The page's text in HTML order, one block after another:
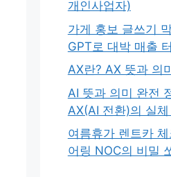
개인사업자)
가게 홍보 글쓰기
GPT로 대박 매출
AX란? AX 뜻과 의
AI 뜻과 의미 완전
AX(AI 전환)의 실
여름휴가 렌트카
어링 NOC의 비밀